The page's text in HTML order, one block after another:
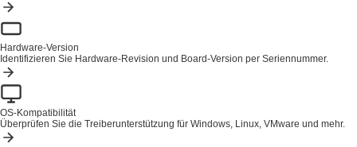
Hardware-Version
Identifizieren Sie Hardware-Revision und Board-Version per Seriennummer.
OS-Kompatibilität
Überprüfen Sie die Treiberunterstützung für Windows, Linux, VMware und mehr.